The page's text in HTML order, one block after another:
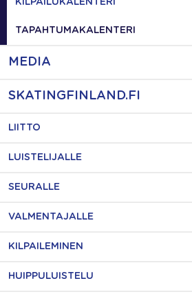
KILPAILUKALENTERI
TAPAHTUMAKALENTERI
MEDIA
SKATINGFINLAND.FI
LIITTO
LUISTELIJALLE
SEURALLE
VALMENTAJALLE
KILPAILEMINEN
HUIPPULUISTELU